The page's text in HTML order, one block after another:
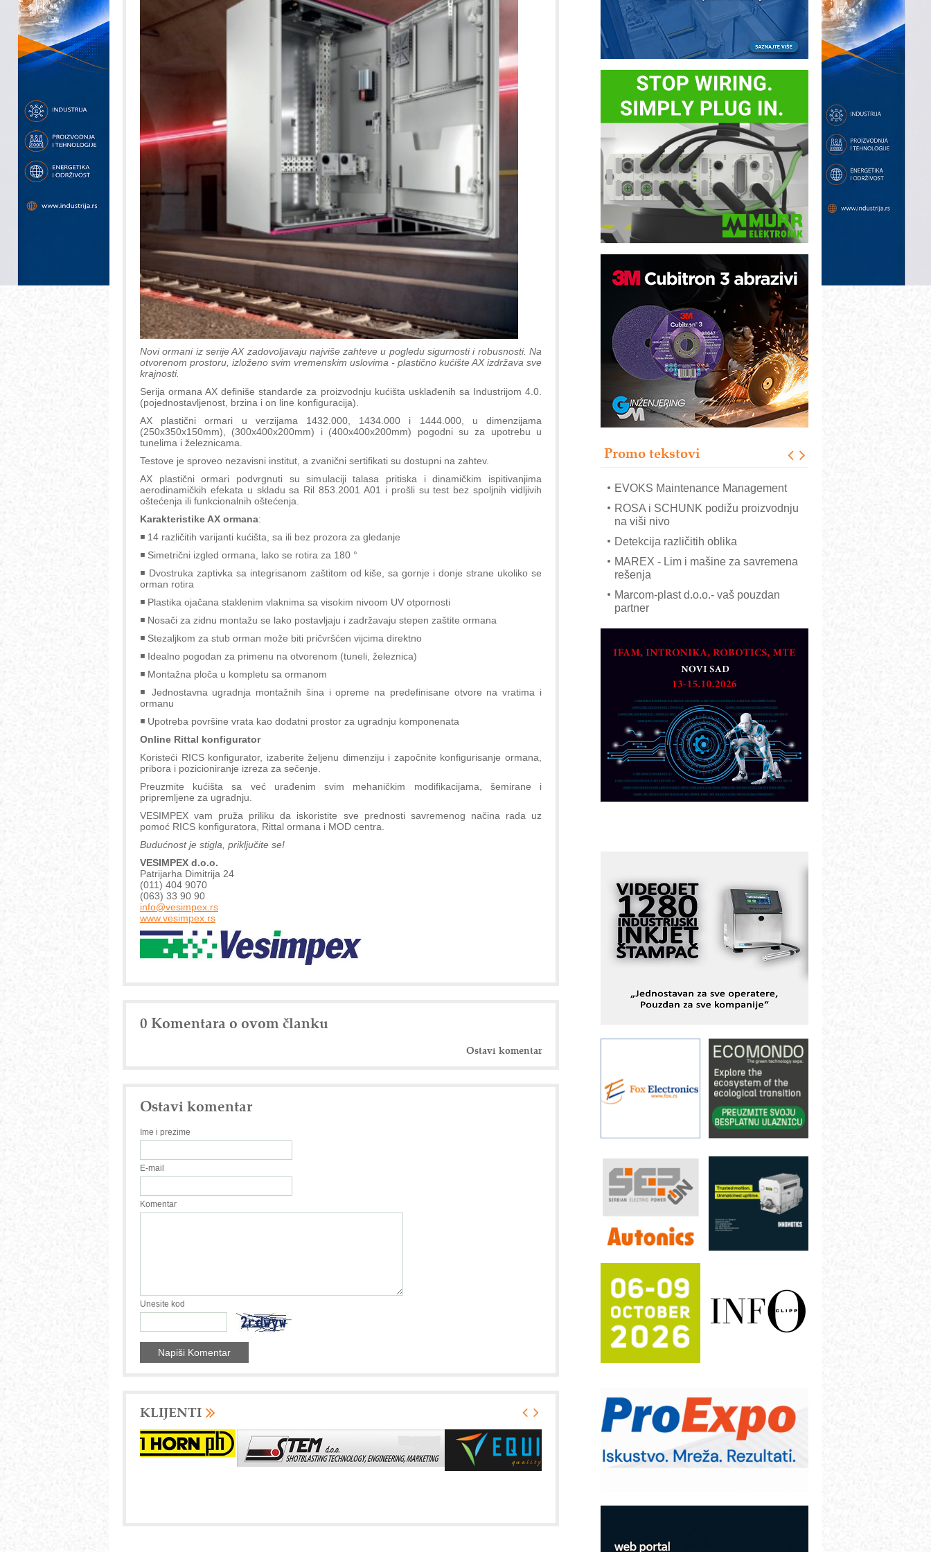
Novi ormani iz serije AX zadovoljavaju najviše zahteve u pogledu sigurnosti i robusnosti. Na
otvorenom prostoru, izloženo svim vremenskim uslovima - plastično kućište AX izdržava sve
krajnosti.
Serija ormana AX definiše standarde za proizvodnju kućišta usklađenih sa Industrijom 4.0.
(pojednostavljenost, brzina i on line konfiguracija).
AX plastični ormari u verzijama 1432.000, 1434.000 i 1444.000, u dimenzijama
(250x350x150mm), (300x400x200mm) i (400x400x200mm) pogodni su za upotrebu u
tunelima i železnicama.
Testove je sproveo nezavisni institut, a zvanični sertifikati su dostupni na zahtev.
AX plastični ormari podvrgnuti su simulaciji talasa pritiska i dinamičkim ispitivanjima
aerodinamičkih efekata u skladu sa Ril 853.2001 A01 i prošli su test bez spoljnih vidljivih
oštećenja ili funkcionalnih oštećenja.
Karakteristike AX ormana:
◾ 14 različitih varijanti kućišta, sa ili bez prozora za gledanje
◾ Simetrični izgled ormana, lako se rotira za 180 °
◾ Dvostruka zaptivka sa integrisanom zaštitom od kiše, sa gornje i donje strane ukoliko se
orman rotira
◾ Plastika ojačana staklenim vlaknima sa visokim nivoom UV otpornosti
◾ Nosači za zidnu montažu se lako postavljaju i zadržavaju stepen zaštite ormana
◾ Stezaljkom za stub orman može biti pričvršćen vijcima direktno
◾ Idealno pogodan za primenu na otvorenom (tuneli, železnica)
◾ Montažna ploča u kompletu sa ormanom
◾ Jednostavna ugradnja montažnih šina i opreme na predefinisane otvore na vratima i
ormanu
◾ Upotreba površine vrata kao dodatni prostor za ugradnju komponenata
Online Rittal konfigurator
Koristeći RICS konfigurator, izaberite željenu dimenziju i započnite konfigurisanje ormana,
pribora i pozicioniranje izreza za sečenje.
Preuzmite kućišta sa već urađenim svim mehaničkim modifikacijama, šemirane i
pripremljene za ugradnju.
VESIMPEX vam pruža priliku da iskoristite sve prednosti savremenog načina rada uz
pomoć RICS konfiguratora, Rittal ormana i MOD centra.
Budućnost je stigla, priključite se!
VESIMPEX d.o.o.
Patrijarha Dimitrija 24
(011) 404 9070
(063) 33 90 90
info@vesimpex.rs
www.vesimpex.rs
0 Komentara o ovom članku
Ostavi komentar
Ostavi komentar
Ime i prezime
E-mail
Komentar
Unesite kod
KLIJENTI
Promo tekstovi
Trajna oznaka kao dugoročna korist
Bezbednost na prvom mestu!
IB BLUMENAUER - više od 40 godina
poverenja u industriji
RMQ-TITAN ADVANCED INDICATOR
– Pametna signalizacija za efikasnije
upravljanje mašinama
solarnim elektranama i vetroparkovima
EVOKS Maintenance Management
ROSA i SCHUNK podižu proizvodnju
na viši nivo
Detekcija različitih oblika
MAREX - Lim i mašine za savremena
rešenja
Marcom-plast d.o.o.- vaš pouzdan
partner
CTO - Prilagodite svoju toplinsku
Razvoj asortimanskog pravca MINI-
PLC AKYTEC
dostupan u Srbiji
MOTOMAN – NEXT-Robotika vođena
veštačkom inteligencijom
I.SAFE MOBILE revolucioniše
industrijsku automatizaciju
pionirskimmobile operator PANEL-OM
Alba d.o.o. – 35 godina preciznosti u
metrologiji i pametnim dozirnim
rešenjima
IBeRTIM - oprema za ispitivanje
kontrole kvaliteta
sistema
YAMADA pumpe – japanska
Filtration Group Industrial – Napredna
rešenja za filtraciju u hidrauličkim i
procesnim sistemima
Art Utopia Studio – vizuelne priče
industrije i biznisa
RILINEX kompanije Rittal
automatizaciju
Efikasno upravljanje energijom
Automatizacija pakovanja · Display
Proizvodnja iC7 Hybrid 1500 VDC
mrežnog pretvarača sa tečnim
Potpuna efikasnost bez složenih
sistema
Trajna oznaka kao dugoročna korist
Bezbednost na prvom mestu!
poverenja u industriji
– Pametna signalizacija za efikasnije
upravljanje mašinama
Sigurnije ispitivanje transformatora u
solarnim elektranama i vetroparkovima
COMBYPACK
ROSA i SCHUNK podižu proizvodnju
Detekcija različitih oblika